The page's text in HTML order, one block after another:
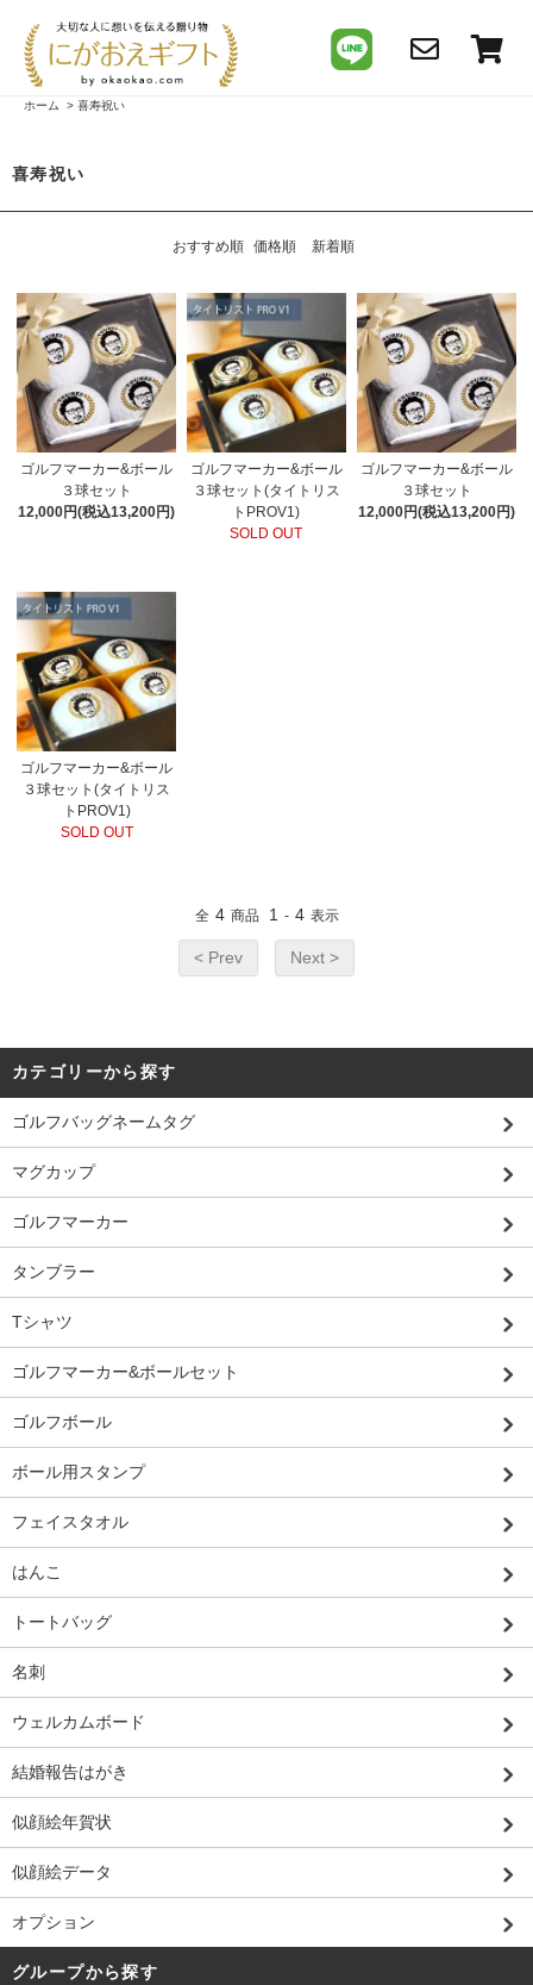
ホーム > 喜寿祝い
喜寿祝い
おすすめ順 価格順 新着順
ゴルフマーカー&ボール
３球セット
12,000円(税込13,200円)
ゴルフマーカー&ボール
３球セット(タイトリス
トPROV1)
SOLD OUT
ゴルフマーカー&ボール
３球セット
12,000円(税込13,200円)
ゴルフマーカー&ボール
３球セット(タイトリス
トPROV1)
SOLD OUT
全 4 商品 1 - 4 表示
< Prev Next >
カテゴリーから探す
ゴルフバッグネームタグ
マグカップ
ゴルフマーカー
タンブラー
Tシャツ
ゴルフマーカー&ボールセット
ゴルフボール
ボール用スタンプ
フェイスタオル
はんこ
トートバッグ
名刺
ウェルカムボード
結婚報告はがき
似顔絵年賀状
似顔絵データ
オプション
グループから探す